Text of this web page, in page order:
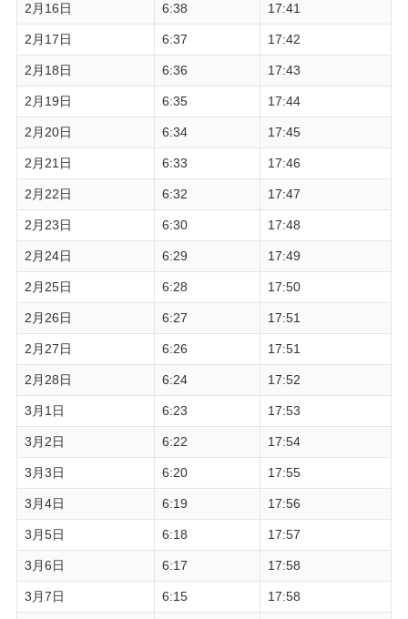
2月16日 6:38 17:41
2月17日 6:37 17:42
2月18日 6:36 17:43
2月19日 6:35 17:44
2月20日 6:34 17:45
2月21日 6:33 17:46
2月22日 6:32 17:47
2月23日 6:30 17:48
2月24日 6:29 17:49
2月25日 6:28 17:50
2月26日 6:27 17:51
2月27日 6:26 17:51
2月28日 6:24 17:52
3月1日 6:23 17:53
3月2日 6:22 17:54
3月3日 6:20 17:55
3月4日 6:19 17:56
3月5日 6:18 17:57
3月6日 6:17 17:58
3月7日 6:15 17:58